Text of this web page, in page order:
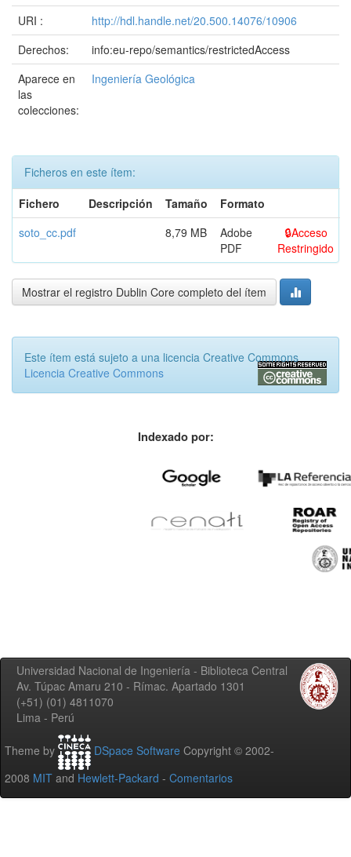
URI :
http://hdl.handle.net/20.500.14076/10906
Derechos:
info:eu-repo/semantics/restrictedAccess
Aparece en
las
colecciones:
Ingeniería Geológica
Ficheros en este ítem:
Fichero
Descripción Tamaño
Formato
soto_cc.pdf
8,79 MB
Adobe
PDF
Acceso
Restringido
Mostrar el registro Dublin Core completo del ítem
Este ítem está sujeto a una licencia Creative Commons
Licencia Creative Commons
Indexado por:
Universidad Nacional de Ingeniería - Biblioteca Central
Av. Túpac Amaru 210 - Rímac. Apartado 1301
(+51) (01) 4811070
Lima - Perú
Theme by DSpace Software Copyright © 2002-
2008 MIT and Hewlett-Packard - Comentarios